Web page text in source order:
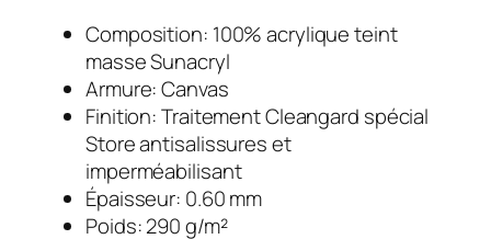
Composition: 100% acrylique teint
masse Sunacryl
Armure: Canvas
Finition: Traitement Cleangard spécial
Store antisalissures et
imperméabilisant
Épaisseur: 0.60 mm
Poids: 290 g/m²